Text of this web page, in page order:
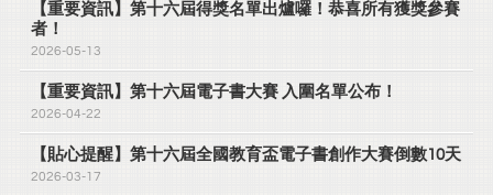
【重要資訊】第十六屆得獎名單出爐囉！恭喜所有獲獎參賽
者！
2026-05-13
【重要資訊】第十六屆電子書大賽 入圍名單公布！
2026-04-22
【貼心提醒】第十六屆全國教育盃電子書創作大賽倒數10天
2026-03-17